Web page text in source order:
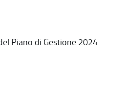
Piano di Gestione 2024-